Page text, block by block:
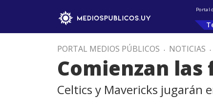
Portal
PORTAL MEDIOS PÚBLICOS . NOTICIAS .
Comienzan las
Celtics y Mavericks jugarán